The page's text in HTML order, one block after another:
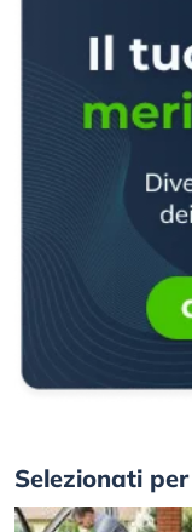
Selezionati